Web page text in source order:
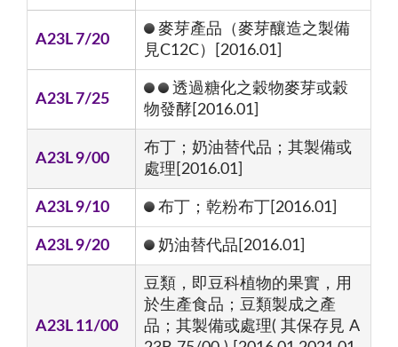
A23L 7/20
麥芽產品（麥芽釀造之製備
見C12C）[2016.01]
A23L 7/25
透過糖化之穀物麥芽或穀
物發酵[2016.01]
A23L 9/00
布丁；奶油替代品；其製備或
處理[2016.01]
A23L 9/10 布丁；乾粉布丁[2016.01]
A23L 9/20 奶油替代品[2016.01]
A23L 11/00
豆類，即豆科植物的果實，用
於生產食品；豆類製成之產
品；其製備或處理( 其保存見 A